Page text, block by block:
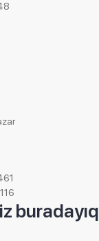
buradayıq